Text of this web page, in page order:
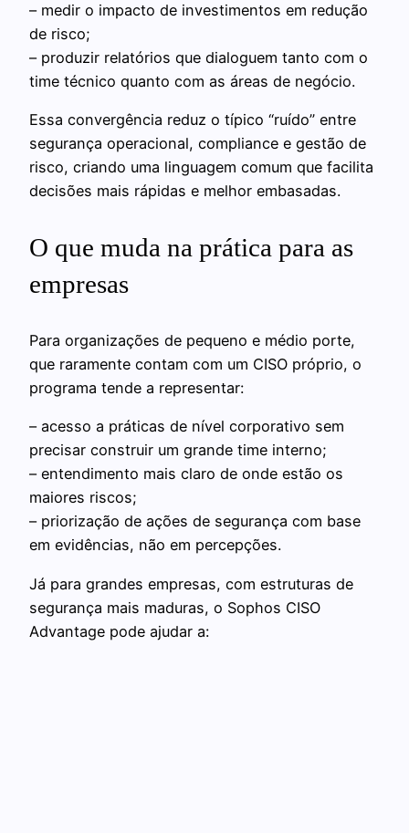
– medir o impacto de investimentos em redução
de risco;
– produzir relatórios que dialoguem tanto com o
time técnico quanto com as áreas de negócio.
Essa convergência reduz o típico “ruído” entre
segurança operacional, compliance e gestão de
risco, criando uma linguagem comum que facilita
decisões mais rápidas e melhor embasadas.
O que muda na prática para as
empresas
Para organizações de pequeno e médio porte,
que raramente contam com um CISO próprio, o
programa tende a representar:
– acesso a práticas de nível corporativo sem
precisar construir um grande time interno;
– entendimento mais claro de onde estão os
maiores riscos;
– priorização de ações de segurança com base
em evidências, não em percepções.
Já para grandes empresas, com estruturas de
segurança mais maduras, o Sophos CISO
Advantage pode ajudar a: